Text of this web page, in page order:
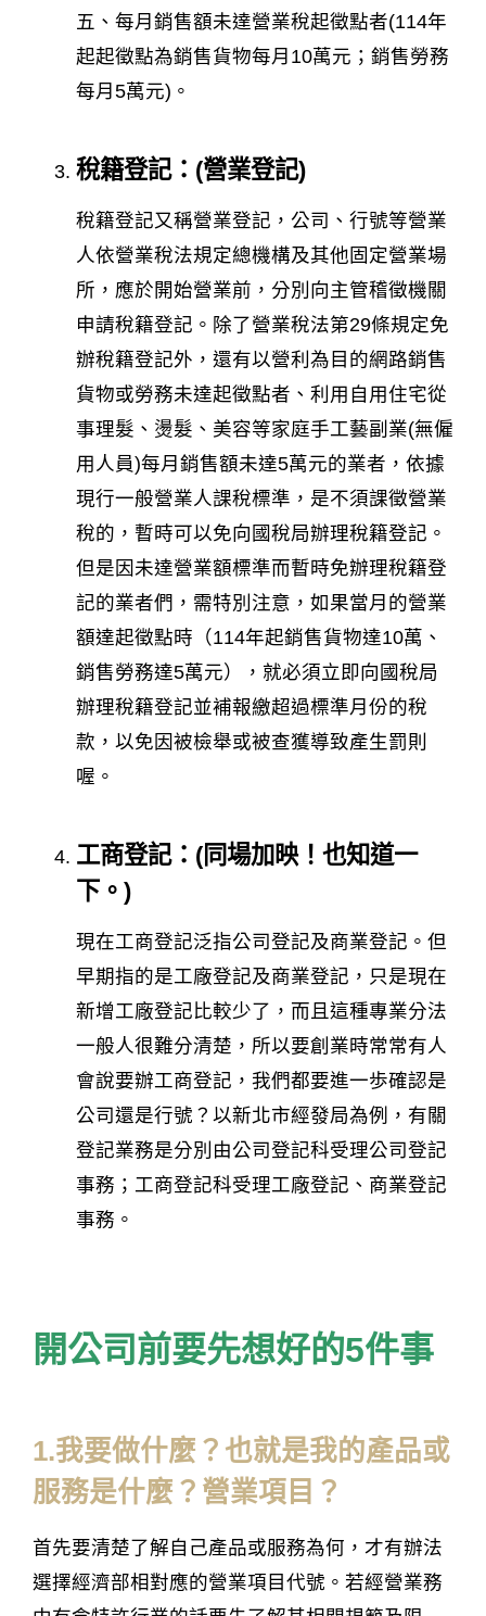
五、每月銷售額未達營業稅起徵點者(114年
起起徵點為銷售貨物每月10萬元；銷售勞務
每月5萬元)。
稅籍登記：(營業登記)
稅籍登記又稱營業登記，公司、行號等營業
人依營業稅法規定總機構及其他固定營業場
所，應於開始營業前，分別向主管稽徵機關
申請稅籍登記。除了營業稅法第29條規定免
辦稅籍登記外，還有以營利為目的網路銷售
貨物或勞務未達起徵點者、利用自用住宅從
事理髮、燙髮、美容等家庭手工藝副業(無僱
用人員)每月銷售額未達5萬元的業者，依據
現行一般營業人課稅標準，是不須課徵營業
稅的，暫時可以免向國稅局辦理稅籍登記。
但是因未達營業額標準而暫時免辦理稅籍登
記的業者們，需特別注意，如果當月的營業
額達起徵點時（114年起銷售貨物達10萬、
銷售勞務達5萬元），就必須立即向國稅局
辦理稅籍登記並補報繳超過標準月份的稅
款，以免因被檢舉或被查獲導致產生罰則
喔。
工商登記：(同場加映！也知道一
下。)
現在工商登記泛指公司登記及商業登記。但
早期指的是工廠登記及商業登記，只是現在
新增工廠登記比較少了，而且這種專業分法
一般人很難分清楚，所以要創業時常常有人
會說要辦工商登記，我們都要進一歩確認是
公司還是行號？以新北市經發局為例，有關
登記業務是分別由公司登記科受理公司登記
事務；工商登記科受理工廠登記、商業登記
事務。
開公司前要先想好的5件事
1.我要做什麼？也就是我的產品或
服務是什麼？營業項目？
首先要清楚了解自己產品或服務為何，才有辦法
選擇經濟部相對應的營業項目代號。若經營業務